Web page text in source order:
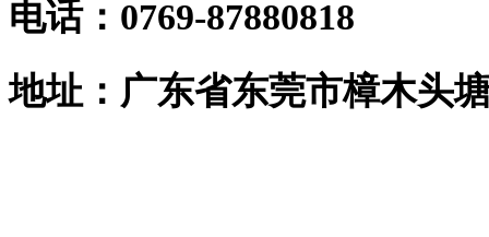
电话：0769-87880818
地址：广东省东莞市樟木头